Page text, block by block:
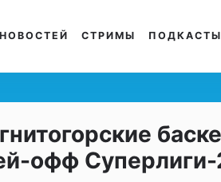
СТРИМЫ ПОДКАСТЫ
офф Суперлиги-